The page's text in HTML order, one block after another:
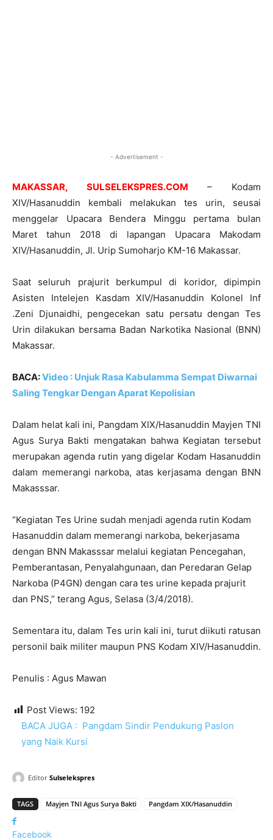
- Advertisement -
MAKASSAR, SULSELEKSPRES.COM – Kodam
XIV/Hasanuddin kembali melakukan tes urin, seusai
menggelar Upacara Bendera Minggu pertama bulan
Maret tahun 2018 di lapangan Upacara Makodam
XIV/Hasanuddin, Jl. Urip Sumoharjo KM-16 Makassar.
Saat seluruh prajurit berkumpul di koridor, dipimpin
Asisten Intelejen Kasdam XIV/Hasanuddin Kolonel Inf
.Zeni Djunaidhi, pengecekan satu persatu dengan Tes
Urin dilakukan bersama Badan Narkotika Nasional (BNN)
Makassar.
BACA:Video : Unjuk Rasa Kabulamma Sempat Diwarnai
Saling Tengkar Dengan Aparat Kepolisian
Dalam helat kali ini, Pangdam XIX/Hasanuddin Mayjen TNI
Agus Surya Bakti mengatakan bahwa Kegiatan tersebut
merupakan agenda rutin yang digelar Kodam Hasanuddin
dalam memerangi narkoba, atas kerjasama dengan BNN
Makasssar.
“Kegiatan Tes Urine sudah menjadi agenda rutin Kodam
Hasanuddin dalam memerangi narkoba, bekerjasama
dengan BNN Makasssar melalui kegiatan Pencegahan,
Pemberantasan, Penyalahgunaan, dan Peredaran Gelap
Narkoba (P4GN) dengan cara tes urine kepada prajurit
dan PNS,” terang Agus, Selasa (3/4/2018).
Sementara itu, dalam Tes urin kali ini, turut diikuti ratusan
personil baik militer maupun PNS Kodam XIV/Hasanuddin.
Penulis : Agus Mawan
Post Views: 192
BACA JUGA : Pangdam Sindir Pendukung Paslon
yang Naik Kursi
Editor Sulselekspres
TAGS Mayjen TNI Agus Surya Bakti Pangdam XIX/Hasanuddin
Facebook